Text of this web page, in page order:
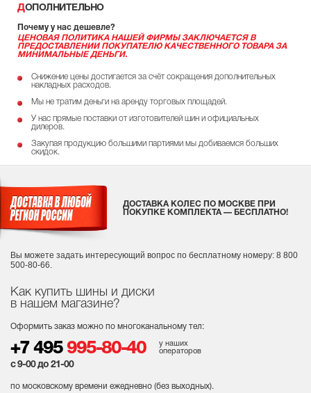
ДОПОЛНИТЕЛЬНО
Почему у нас дешевле?
ЦЕНОВАЯ ПОЛИТИКА НАШЕЙ ФИРМЫ ЗАКЛЮЧАЕТСЯ В
ПРЕДОСТАВЛЕНИИ ПОКУПАТЕЛЮ КАЧЕСТВЕННОГО ТОВАРА ЗА
МИНИМАЛЬНЫЕ ДЕНЬГИ.
Снижение цены достигается за счёт сокращения дополнительных
накладных расходов.
Мы не тратим деньги на аренду торговых площадей.
У нас прямые поставки от изготовителей шин и официальных
дилеров.
Закупая продукцию большими партиями мы добиваемся больших
скидок.
Как купить шины и диски
в нашем магазине?
Оформить заказ можно по многоканальному тел:
+7 495 995-80-40
у наших
операторов
с 9-00 до 21-00
по московскому времени ежедневно (без выходных).
ДОСТАВКА КОЛЕС ПО МОСКВЕ ПРИ
ПОКУПКЕ КОМПЛЕКТА — БЕСПЛАТНО!
Вы можете задать интересующий вопрос по бесплатному номеру: 8 800
500-80-66.